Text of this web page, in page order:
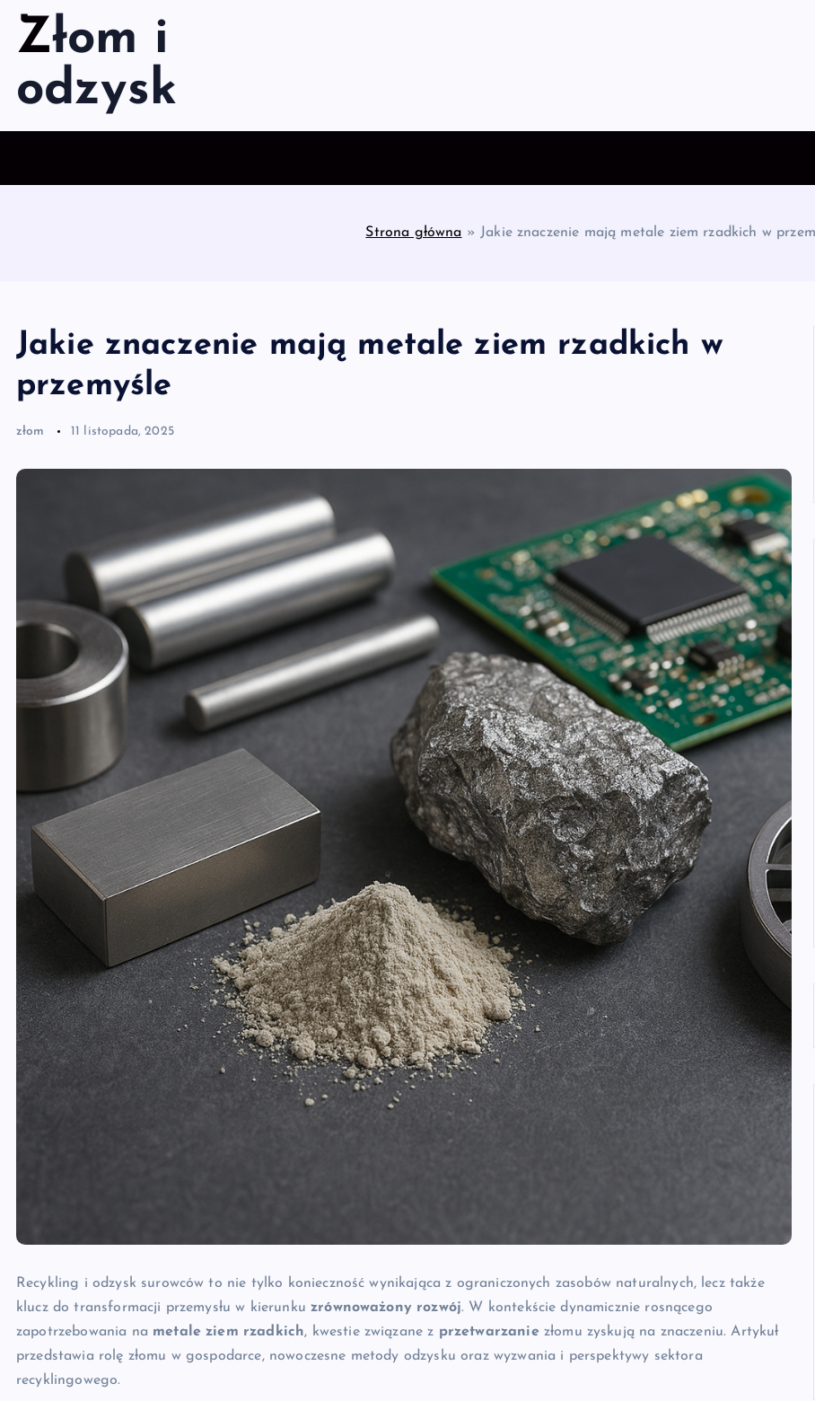
o
Złom i
odzysk
Strona główna » Jakie znaczenie mają metale ziem rzadkich w
Jakie znaczenie mają metale ziem rzadkich w
przemyśle
złom 11 listopada, 2025
Recykling i odzysk surowców to nie tylko konieczność wynikająca z ograniczonych zasobów naturalnych, lecz także
klucz do transformacji przemysłu w kierunkuzrównoważony rozwój. W kontekście dynamicznie rosnącego
zapotrzebowania na metale ziem rzadkich, kwestie związane z przetwarzaniezłomu zyskują na znaczeniu. Artykuł
przedstawia rolę złomu w gospodarce, nowoczesne metody odzysku oraz wyzwania i perspektywy sektora
recyklingowego.